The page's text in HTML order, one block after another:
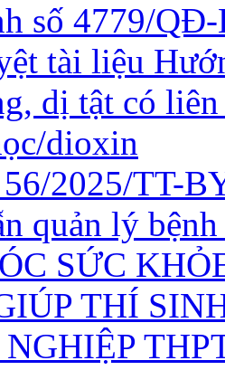
số 4779/
tài liệu
dị tật có
dioxin
2025/TT-
quản lý
SỨC
THÍ